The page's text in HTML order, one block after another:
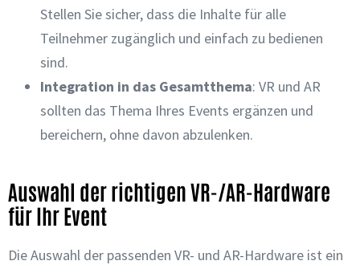
Stellen Sie sicher, dass die Inhalte für alle
Teilnehmer zugänglich und einfach zu bedienen
sind.
Integration in das Gesamtthema: VR und AR
sollten das Thema Ihres Events ergänzen und
bereichern, ohne davon abzulenken.
Auswahl der richtigen VR-/AR-Hardware
für Ihr Event
Die Auswahl der passenden VR- und AR-Hardware ist ein